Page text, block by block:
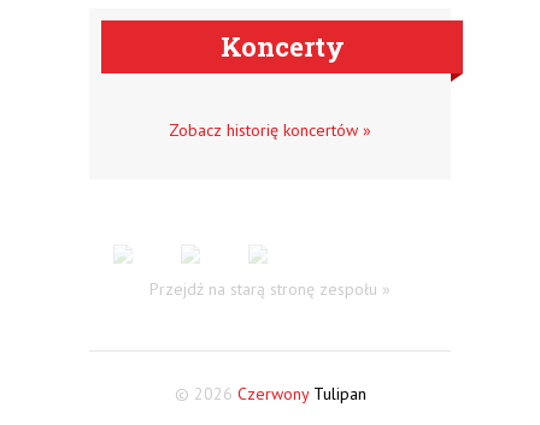
Koncerty
Zobacz historię koncertów »
Przejdź na starą stronę zespołu »
© 2026 Czerwony Tulipan